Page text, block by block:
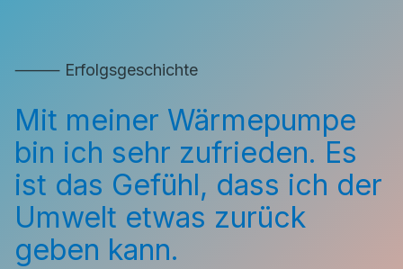
⸻ Erfolgsgeschichte
Mit meiner Wärmepumpe
bin ich sehr zufrieden. Es
ist das Gefühl, dass ich der
Umwelt etwas zurück
geben kann.